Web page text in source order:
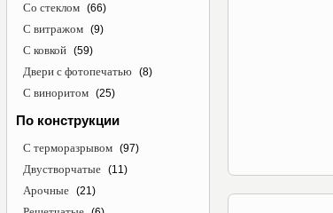
Со стеклом (66)
С витражом (9)
С ковкой (59)
Двери с фотопечатью (8)
С виноритом (25)
По конструкции
С терморазрывом (97)
Двустворчатые (11)
Арочные (21)